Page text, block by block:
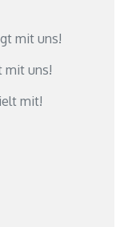
mit uns!
mit uns!
mit!